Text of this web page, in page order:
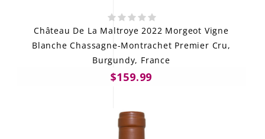
Château De La Maltroye 2022 Morgeot Vigne
Blanche Chassagne-Montrachet Premier Cru,
Burgundy, France
$159.99